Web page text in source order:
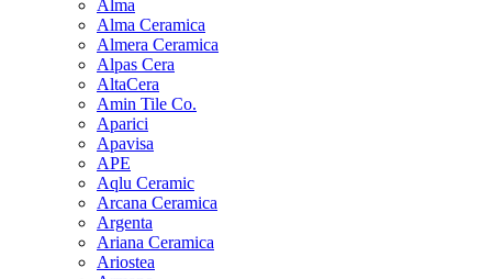
Alma
Alma Ceramica
Almera Ceramica
Alpas Cera
AltaCera
Amin Tile Co.
Aparici
Apavisa
APE
Aqlu Ceramic
Arcana Ceramica
Argenta
Ariana Ceramica
Ariostea